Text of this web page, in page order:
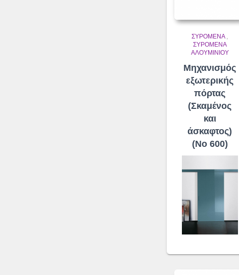
ΣΥΡΌΜΕΝΑ,
ΣΥΡΌΜΕΝΑ
ΑΛΟΥΜΙΝΊΟΥ
Μηχανισμός
εξωτερικής
πόρτας
(Σκαμένος
και
άσκαφτος)
(No 600)